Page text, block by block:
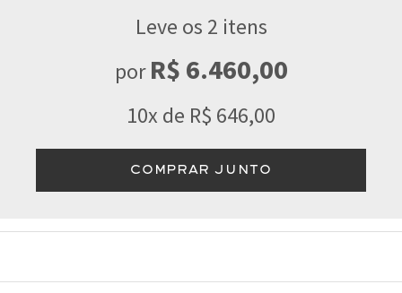
Leve os 2 itens
porR$ 6.460,00
10x de R$ 646,00
COMPRAR JUNTO